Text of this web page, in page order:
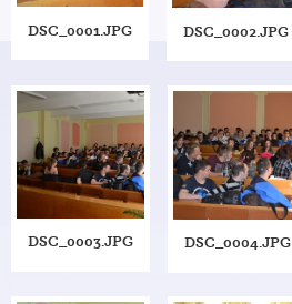
DSC_0001.JPG DSC_0002.JPG
DSC_0003.JPG DSC_0004.JPG